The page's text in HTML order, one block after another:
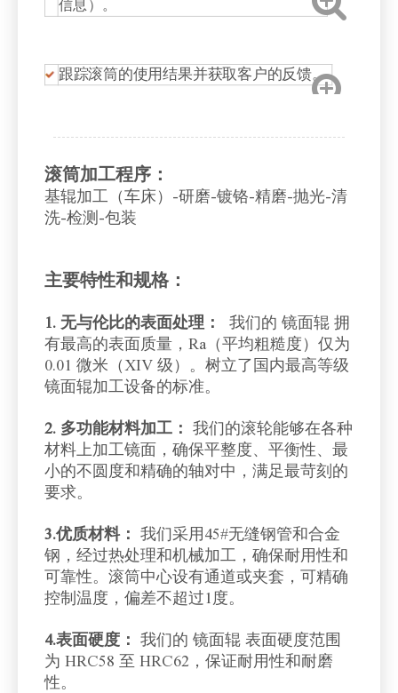
信息）。
跟踪滚筒的使用结果并获取客户的反馈。
滚筒加工程序：
基辊加工（车床）-研磨-镀铬-精磨-抛光-清
洗-检测-包装
主要特性和规格：
1. 无与伦比的表面处理：
我们的 镜面辊 拥
有最高的表面质量，Ra（平均粗糙度）仅为
0.01 微米（XIV 级）。树立了国内最高等级
镜面辊加工设备的标准。
2. 多功能材料加工： 我们的滚轮能够在各种
材料上加工镜面，确保平整度、平衡性、最
小的不圆度和精确的轴对中，满足最苛刻的
要求。
3.优质材料： 我们采用45#无缝钢管和合金
钢，经过热处理和机械加工，确保耐用性和
可靠性。滚筒中心设有通道或夹套，可精确
控制温度，偏差不超过1度。
4.表面硬度： 我们的 镜面辊 表面硬度范围
为 HRC58 至 HRC62，保证耐用性和耐磨
性。